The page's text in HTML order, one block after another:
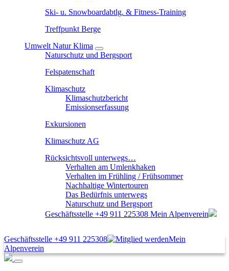
Ski- u. Snowboardabtlg. & Fitness-Training
Treffpunkt Berge
Umwelt Natur Klima
Naturschutz und Bergsport
Felspatenschaft
Klimaschutz
Klimaschutzbericht
Emissionserfassung
Exkursionen
Klimaschutz AG
Rücksichtsvoll unterwegs…
Verhalten am Umlenkhaken
Verhalten im Frühling / Frühsommer
Nachhaltige Wintertouren
Das Bedürfnis unterwegs
Naturschutz und Bergsport
Geschäftsstelle +49 911 225308 Mein Alpenverein
Geschäftsstelle +49 911 225308
Mein
Alpenverein